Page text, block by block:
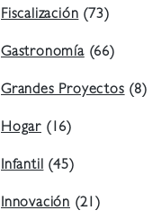
Fiscalización(73)
Gastronomía(66)
Grandes Proyectos(8)
Hogar (16)
Infantil(45)
Innovación (21)